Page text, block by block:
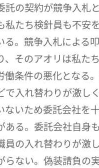
の契約が競争入札と
私たち検針員も不安
る。競争入札による
、そのアオリは私た
働条件の悪化となる
で入れ替わりが激し
ないため委託会社を
ある。委託会社自身
員の入れ替わりが激
らない。偽装請負の